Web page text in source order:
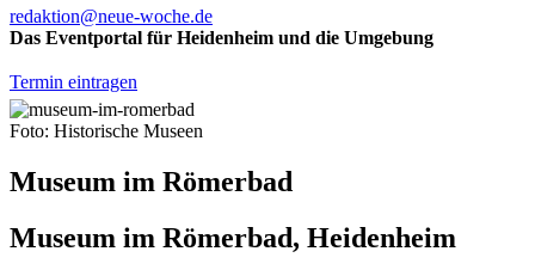
redaktion@neue-woche.de
Das Eventportal für Heidenheim und die Umgebung
Termin eintragen
Foto: Historische Museen
Museum im Römerbad
Museum im Römerbad, Heidenheim